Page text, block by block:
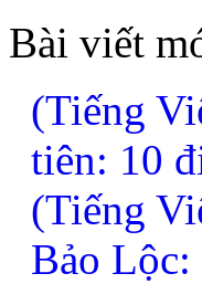
Bài viết
(Tiếng
tiên: 10
(Tiếng
Bảo